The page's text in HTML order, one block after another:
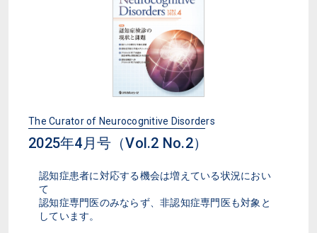
The Curator of Neurocognitive Disorders
2025年4月号（Vol.2 No.2）
認知症患者に対応する機会は増えている状況におい
て
認知症専門医のみならず、非認知症専門医も対象と
しています。